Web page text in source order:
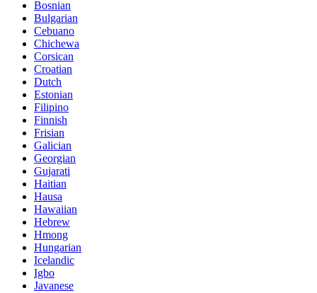
Bosnian
Bulgarian
Cebuano
Chichewa
Corsican
Croatian
Dutch
Estonian
Filipino
Finnish
Frisian
Galician
Georgian
Gujarati
Haitian
Hausa
Hawaiian
Hebrew
Hmong
Hungarian
Icelandic
Igbo
Javanese